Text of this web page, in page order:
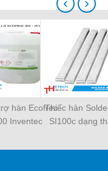
hàn Ecofrec
Inventec
Thiếc hàn
SI100c dạng